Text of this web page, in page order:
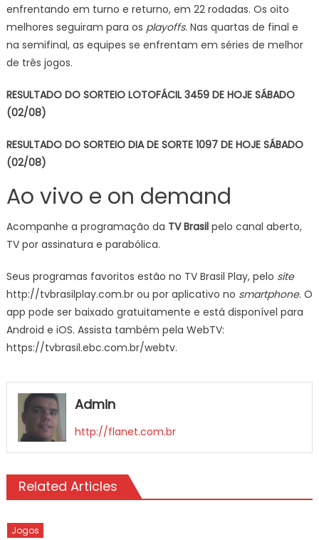
enfrentando em turno e returno, em 22 rodadas. Os oito
melhores seguiram para os playoffs. Nas quartas de final e
na semifinal, as equipes se enfrentam em séries de melhor
de três jogos.
RESULTADO DO SORTEIO LOTOFÁCIL 3459 DE HOJE SÁBADO
(02/08)
RESULTADO DO SORTEIO DIA DE SORTE 1097 DE HOJE SÁBADO
(02/08)
Ao vivo e on demand
Acompanhe a programação da TV Brasilpelo canal aberto,
TV por assinatura e parabólica.
Seus programas favoritos estão no TV Brasil Play, pelo site
http://tvbrasilplay.com.br ou por aplicativo no smartphone. O
app pode ser baixado gratuitamente e está disponível para
Android e iOS. Assista também pela WebTV:
https://tvbrasil.ebc.com.br/webtv.
Admin
http://flanet.com.br
Related Articles
Jogos